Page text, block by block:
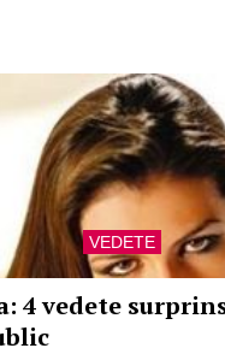
VEDETE
4 vedete